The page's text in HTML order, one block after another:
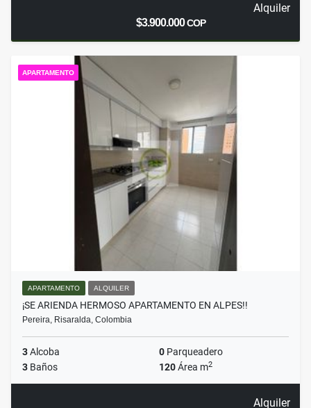
Alquiler
$3.900.000COP
APARTAMENTO
APARTAMENTO ALQUILER
¡SE ARIENDA HERMOSO APARTAMENTO EN ALPES!!
Pereira, Risaralda, Colombia
3Alcoba 0 Parqueadero
3 Baños 120Área m2
Alquiler